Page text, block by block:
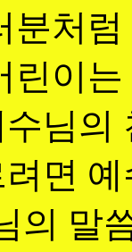
분처
린이
님의
면
의 말